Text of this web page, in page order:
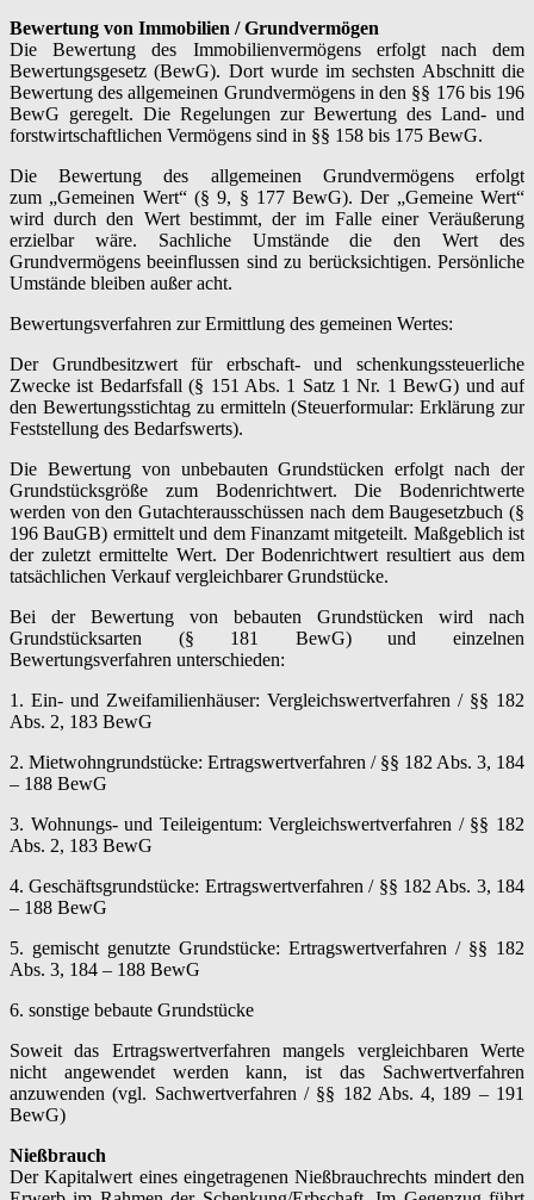
Bewertung von Immobilien / Grundvermögen
Die Bewertung des Immobilienvermögens erfolgt nach dem
Bewertungsgesetz (BewG). Dort wurde im sechsten Abschnitt die
Bewertung des allgemeinen Grundvermögens in den §§ 176 bis 196
BewG geregelt. Die Regelungen zur Bewertung des Land- und
forstwirtschaftlichen Vermögens sind in §§ 158 bis 175 BewG.
Die Bewertung des allgemeinen Grundvermögens erfolgt
zum „Gemeinen Wert“ (§ 9, § 177 BewG). Der „Gemeine Wert“
wird durch den Wert bestimmt, der im Falle einer Veräußerung
erzielbar wäre. Sachliche Umstände die den Wert des
Grundvermögens beeinflussen sind zu berücksichtigen. Persönliche
Umstände bleiben außer acht.
Bewertungsverfahren zur Ermittlung des gemeinen Wertes:
Der Grundbesitzwert für erbschaft- und schenkungssteuerliche
Zwecke ist Bedarfsfall (§ 151 Abs. 1 Satz 1 Nr. 1 BewG) und auf
den Bewertungsstichtag zu ermitteln (Steuerformular: Erklärung zur
Feststellung des Bedarfswerts).
Die Bewertung von unbebauten Grundstücken erfolgt nach der
Grundstücksgröße zum Bodenrichtwert. Die Bodenrichtwerte
werden von den Gutachterausschüssen nach dem Baugesetzbuch (§
196 BauGB) ermittelt und dem Finanzamt mitgeteilt. Maßgeblich ist
der zuletzt ermittelte Wert. Der Bodenrichtwert resultiert aus dem
tatsächlichen Verkauf vergleichbarer Grundstücke.
Bei der Bewertung von bebauten Grundstücken wird nach
Grundstücksarten (§ 181 BewG) und einzelnen
Bewertungsverfahren unterschieden:
1. Ein- und Zweifamilienhäuser: Vergleichswertverfahren / §§ 182
Abs. 2, 183 BewG
2. Mietwohngrundstücke: Ertragswertverfahren / §§ 182 Abs. 3, 184
– 188 BewG
3. Wohnungs- und Teileigentum: Vergleichswertverfahren / §§ 182
Abs. 2, 183 BewG
4. Geschäftsgrundstücke: Ertragswertverfahren / §§ 182 Abs. 3, 184
– 188 BewG
5. gemischt genutzte Grundstücke: Ertragswertverfahren / §§ 182
Abs. 3, 184 – 188 BewG
6. sonstige bebaute Grundstücke
Soweit das Ertragswertverfahren mangels vergleichbaren Werte
nicht angewendet werden kann, ist das Sachwertverfahren
anzuwenden (vgl. Sachwertverfahren / §§ 182 Abs. 4, 189 – 191
BewG)
Nießbrauch
Der Kapitalwert eines eingetragenen Nießbrauchrechts mindert den